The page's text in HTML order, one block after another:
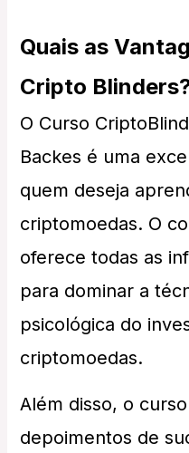
Quais as
Cripto
O Curso
Backes é uma
quem deseja
criptomoedas. O
oferece todas as
para dominar a
psicológica do
criptomoedas.
Além disso, o
depoimentos de